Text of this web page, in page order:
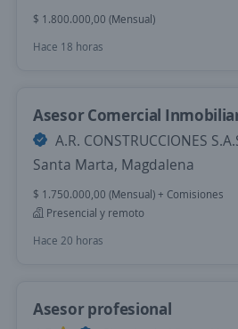
$ 1.800.000,00 (Mensual)
Hace 18 horas
Asesor Comercial
A.R. CONSTRUCCIONES
Santa Marta, Magdalena
$ 1.750.000,00 (Mensual) + Comisiones
Presencial y remoto
Hace 20 horas
Asesor profesional